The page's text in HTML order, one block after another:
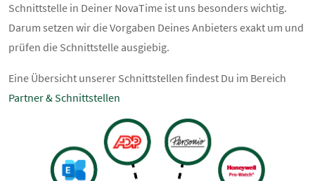
Schnittstelle in Deiner NovaTime ist uns besonders wichtig.
Darum setzen wir die Vorgaben Deines Anbieters exakt um und
prüfen die Schnittstelle ausgiebig.
Eine Übersicht unserer Schnittstellen findest Du im Bereich
Partner & Schnittstellen